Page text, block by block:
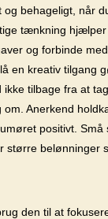
og behageligt, når
tænkning
og forbinde
en kreativ tilgang
ikke tilbage fra at
om. Anerkend
positivt. Små
større belønninger
den til at